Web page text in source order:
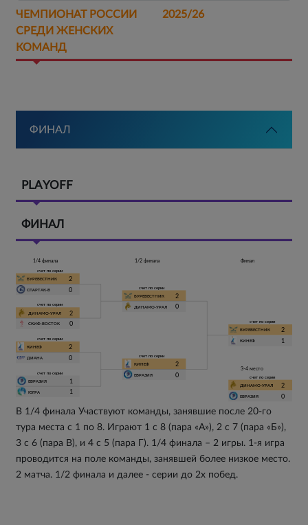
ЧЕМПИОНАТ РОССИИ
СРЕДИ ЖЕНСКИХ
КОМАНД
2025/26
ФИНАЛ
PLAYOFF
ФИНАЛ
Финал
1/2 финала
1/4 финала
3-4 место
счет по серии
0
ЕВРАЗИЯ
2
ДИНАМО-УРАЛ
счет по серии
1
КИНЕФ
2
БУРЕВЕСТНИК
счет по серии
0
ЕВРАЗИЯ
2
КИНЕФ
счет по серии
0
ДИНАМО-УРАЛ
2
БУРЕВЕСТНИК
счет по серии
1
ЮГРА
1
ЕВРАЗИЯ
счет по серии
0
ДИАНА
2
КИНЕФ
счет по серии
0
СКИФ-ВОСТОК
2
ДИНАМО-УРАЛ
счет по серии
0
СПАРТАК-В
2
БУРЕВЕСТНИК
В 1/4 финала Участвуют команды, занявшие после 20-го
тура места с 1 по 8. Играют 1 с 8 (пара «А»), 2 с 7 (пара «Б»),
3 с 6 (пара В), и 4 с 5 (пара Г). 1/4 финала – 2 игры. 1-я игра
проводится на поле команды, занявшей более низкое место.
2 матча. 1/2 финала и далее - серии до 2х побед.